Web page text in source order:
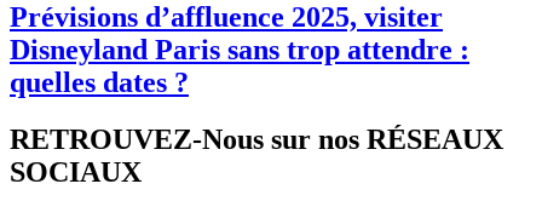
Prévisions d’affluence 2025, visiter
Disneyland Paris sans trop attendre :
quelles dates ?
RETROUVEZ-Nous sur nos RÉSEAUX
SOCIAUX